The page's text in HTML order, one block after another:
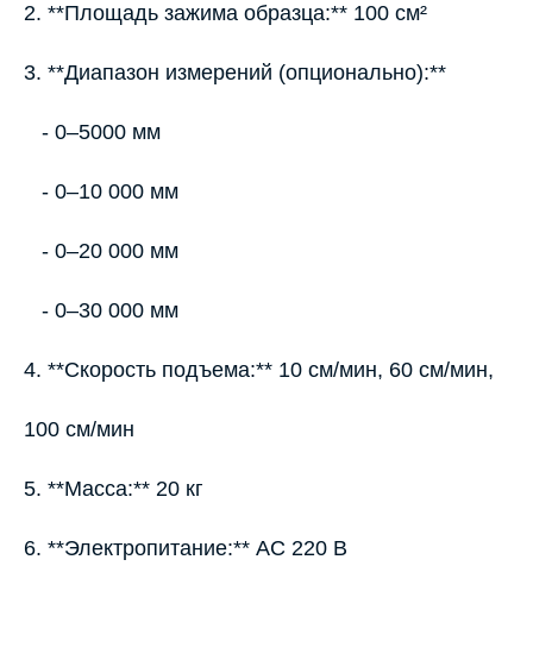
2. **Площадь зажима образца:** 100 см²
3. **Диапазон измерений (опционально):**
- 0–5000 мм
- 0–10 000 мм
- 0–20 000 мм
- 0–30 000 мм
4. **Скорость подъема:** 10 см/мин, 60 см/мин,
100 см/мин
5. **Масса:** 20 кг
6. **Электропитание:** AC 220 В